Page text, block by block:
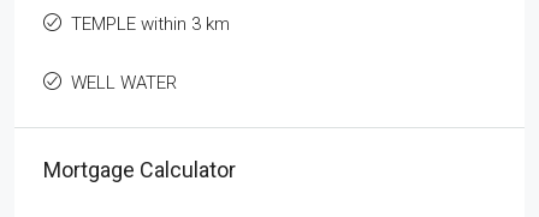
TEMPLE within 3 km
WELL WATER
Mortgage Calculator